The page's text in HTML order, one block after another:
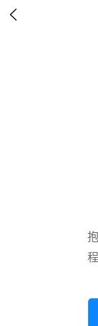
